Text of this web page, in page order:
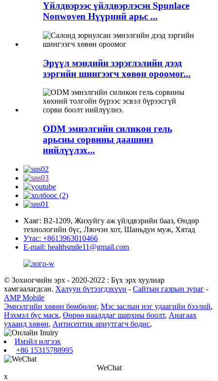
Үйлдвэрээс үйлдвэрлэсэн Spunlace
Nonwoven Нүүрний арьс ...
Эрүүл мэндийн зэрэглэлийн дээд
зэргийн шингээгч хөвөн ороомог...
ODM эмнэлгийн силикон гель
арьсны сорвины даашинз
нийлүүлэх...
Хаяг: В2-1209, Жихуйгу аж үйлдвэрийн бааз, Өндөр
технологийн бүс, Ляочэн хот, Шаньдун муж, Хятад
Утас: +8613963010466
E-mail: healthsmile11@gmail.com
© Зохиогчийн эрх - 2020-2022 : Бүх эрх хуулиар
хамгаалагдсан. Халуун бүтээгдэхүүн - Сайтын газрын зураг -
AMP Mobile
Эмнэлгийн хөвөн бөмбөлөг, Мэс заслын нэг удаагийн бээлий,
Нэхмэл бус маск, Өөрөө наалддаг шархны боолт, Анагаах
ухаанд хөвөн, Антисептик ариутгагч бодис,
Имэйл илгээх
+86 15315788995
WeChat
x